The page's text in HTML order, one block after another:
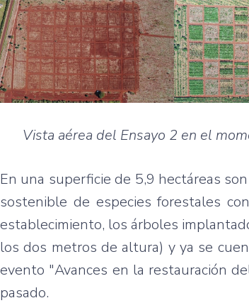
Vista aérea del Ensayo 2 en el
En una superficie de 5,9 hectáreas
sostenible de especies forestales
establecimiento, los árboles
los dos metros de altura) y ya se
evento "Avances en la restauración
pasado.